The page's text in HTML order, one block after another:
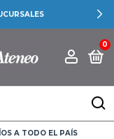
0
A TODO EL PAÍS